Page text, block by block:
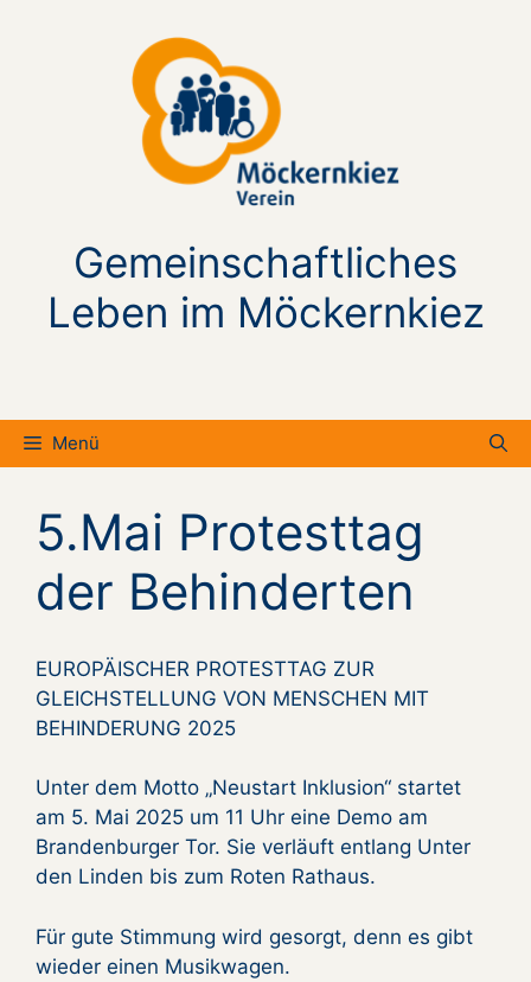
Gemeinschaftliches
Leben im Möckernkiez
Menü
5.Mai Protesttag
der Behinderten
EUROPÄISCHER PROTESTTAG ZUR
GLEICHSTELLUNG VON MENSCHEN MIT
BEHINDERUNG 2025
Unter dem Motto „Neustart Inklusion“ startet
am 5. Mai 2025 um 11 Uhr eine Demo am
Brandenburger Tor. Sie verläuft entlang Unter
den Linden bis zum Roten Rathaus.
Für gute Stimmung wird gesorgt, denn es gibt
wieder einen Musikwagen.